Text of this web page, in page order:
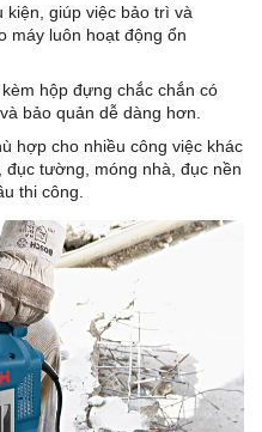
giúp việc bảo trì và
máy luôn hoạt động ổn
hộp đựng chắc chắn có
bảo quản dễ dàng hơn.
hợp cho nhiều công việc khác
tường, móng nhà, đục nền
thi công.